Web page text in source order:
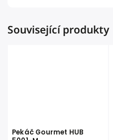
Související produkty
Pekáč Gourmet HUB